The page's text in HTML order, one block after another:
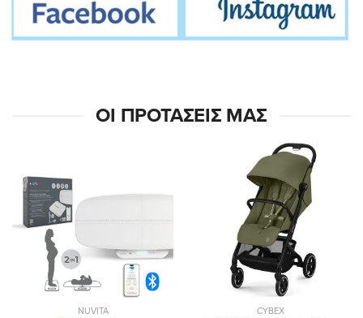
ΟΙ ΠΡΟΤΆΣΕΙΣ ΜΑΣ
NUVITA CYBEX